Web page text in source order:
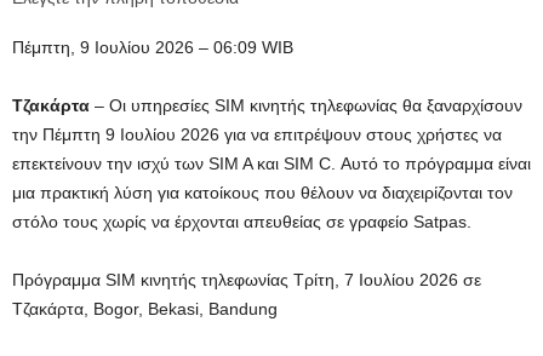
Πέμπτη, 9 Ιουλίου 2026 – 06:09 WIB
Τζακάρτα – Οι υπηρεσίες SIM κινητής τηλεφωνίας θα ξαναρχίσουν
την Πέμπτη 9 Ιουλίου 2026 για να επιτρέψουν στους χρήστες να
επεκτείνουν την ισχύ των SIM A και SIM C. Αυτό το πρόγραμμα είναι
μια πρακτική λύση για κατοίκους που θέλουν να διαχειρίζονται τον
στόλο τους χωρίς να έρχονται απευθείας σε γραφείο Satpas.
Πρόγραμμα SIM κινητής τηλεφωνίας Τρίτη, 7 Ιουλίου 2026 σε
Τζακάρτα, Bogor, Bekasi, Bandung